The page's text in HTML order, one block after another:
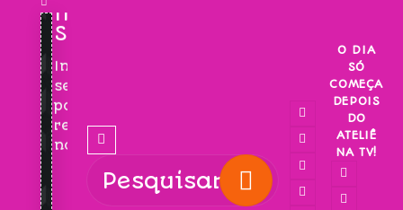
INSCREVA-
SE!
Inscreva-
se
para
receber
novidades!
O DIA
SÓ
COMEÇA
DEPOIS
DO
ATELIÊ
NA TV!